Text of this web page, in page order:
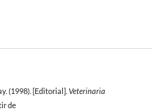
(1998). [Editorial]. Veterinaria
de